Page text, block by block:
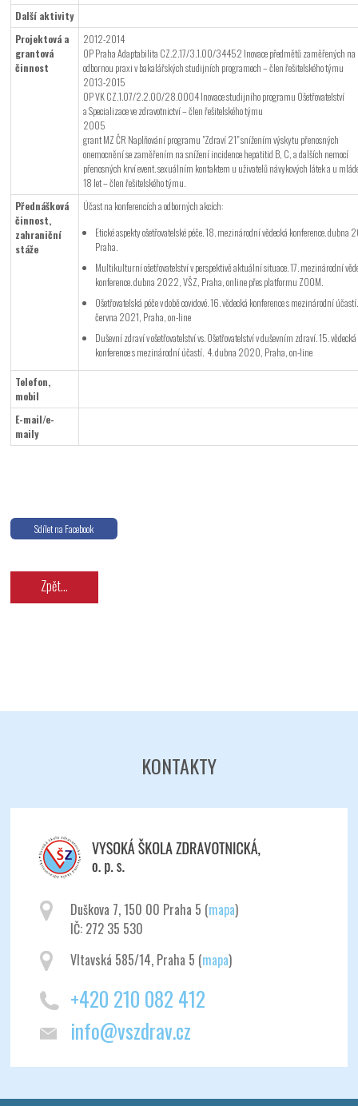
Další aktivity
Projektová a
grantová
činnost
2012-2014
OP Praha Adaptabilita CZ.2.17/3.1.00/34452 Inovace předmětů zaměřených na
odbornou praxi v bakalářských studijních programech – člen řešitelského týmu
2013-2015
OP VK CZ.1.07/2.2.00/28.0004 Inovace studijního programu Ošetřovatelství
a Specializace ve zdravotnictví – člen řešitelského týmu
2005
grant MZ ČR Naplňování programu "Zdraví 21" snížením výskytu přenosných
onemocnění se zaměřením na snížení incidence hepatitid B, C, a dalších nemocí
přenosných krví event. sexuálním kontaktem u uživatelů návykových látek a u
18 let – člen řešitelského týmu.
Přednášková
činnost,
zahraniční
stáže
Účast na konferencích a odborných akcích:
Etické aspekty ošetřovatelské péče. 18. mezinárodní vědecká konference.
Praha.
Multikulturní ošetřovatelství v perspektivě aktuální situace. 17. mezinárodní
konference. dubna 2022, VŠZ, Praha, online přes platformu ZOOM.
Ošetřovatelská péče v době covidové. 16. vědecká konference s mezinárodní
června 2021, Praha, on-line
Duševní zdraví v ošetřovatelství vs. Ošetřovatelství v duševním zdraví. 15. vědecká
konference s mezinárodní účastí. 4. dubna 2020, Praha, on-line
Telefon,
mobil
E-mail/e-
maily
Sdílet na Facebook
Zpět...
KONTAKTY
Duškova 7, 150 00 Praha 5 (mapa)
IČ: 272 35 530
Vltavská 585/14, Praha 5 (mapa)
+420 210 082 412
info@vszdrav.cz